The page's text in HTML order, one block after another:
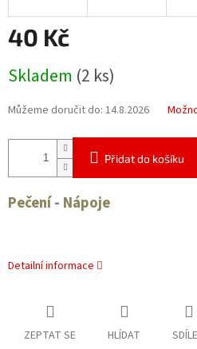
40 Kč
cena:
Skladem (2 ks)
Můžeme doručit do: 14.8.2026
Přidat do košíku
Pečení - Nápoje
Detailní informace
ZEPTAT SE HLÍDAT